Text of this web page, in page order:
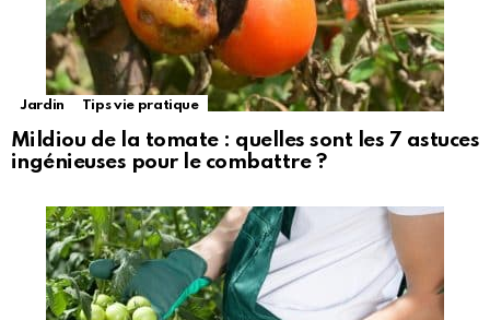
Jardin Tips vie pratique
Mildiou de la tomate : quelles sont les 7 astuces
ingénieuses pour le combattre ?